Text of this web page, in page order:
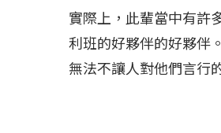
實際上，此輩當中有許
利班的好夥伴的好夥伴
無法不讓人對他們言行
2023 年 12 月 月 20 日